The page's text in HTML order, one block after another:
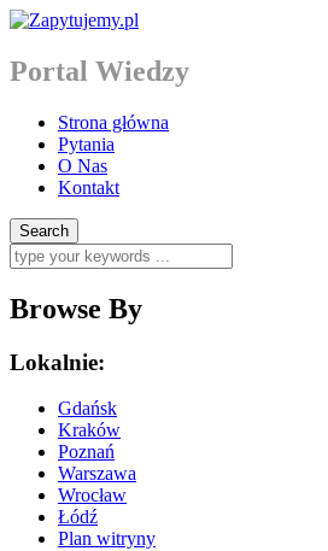
Portal Wiedzy
Strona główna
Pytania
O Nas
Kontakt
Browse By
Lokalnie:
Gdańsk
Kraków
Poznań
Warszawa
Wrocław
Łódź
Plan witryny